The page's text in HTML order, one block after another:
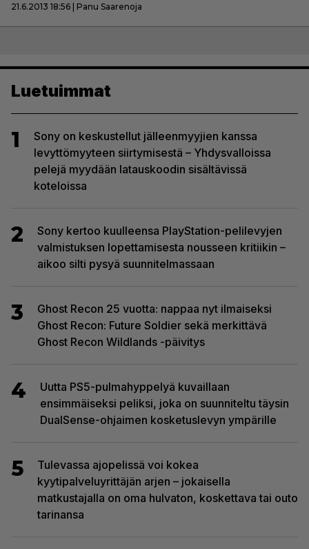
21.6.2013 18:56 | Panu Saarenoja
Luetuimmat
1
Sony on keskustellut jälleenmyyjien kanssa
levyttömyyteen siirtymisestä – Yhdysvalloissa
pelejä myydään latauskoodin sisältävissä
koteloissa
2
Sony kertoo kuulleensa PlayStation-pelilevyjen
valmistuksen lopettamisesta nousseen kritiikin –
aikoo silti pysyä suunnitelmassaan
3
Ghost Recon 25 vuotta: nappaa nyt ilmaiseksi
Ghost Recon: Future Soldier sekä merkittävä
Ghost Recon Wildlands -päivitys
4
Uutta PS5-pulmahyppelyä kuvaillaan
ensimmäiseksi peliksi, joka on suunniteltu täysin
DualSense-ohjaimen kosketuslevyn ympärille
5
Tulevassa ajopelissä voi kokea
kyytipalveluyrittäjän arjen – jokaisella
matkustajalla on oma hulvaton, koskettava tai outo
tarinansa